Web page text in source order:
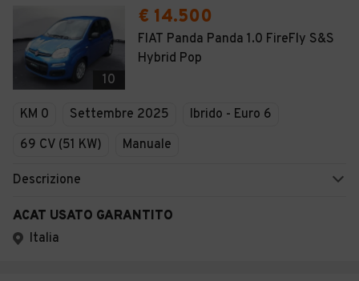
10
€ 14.500
FIAT Panda Panda 1.0 FireFly S&S
Hybrid Pop
KM 0 Settembre 2025
Ibrido - Euro 6
69 CV (51 KW)
Manuale
Descrizione
ACAT USATO GARANTITO
Italia